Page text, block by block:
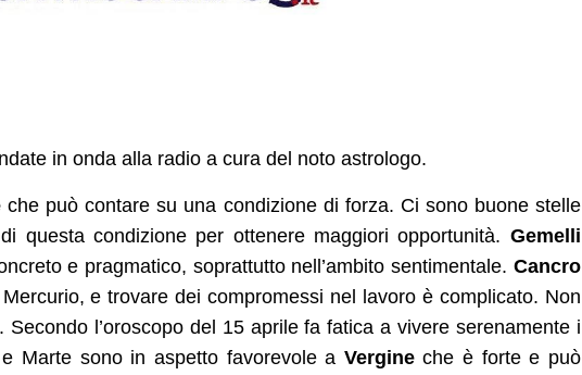
in onda alla radio a cura del noto astrologo.
che può contare su una condizione di forza. Ci sono buone stelle
questa condizione per ottenere maggiori opportunità. Gemelli
e pragmatico, soprattutto nell’ambito sentimentale. Cancro
e trovare dei compromessi nel lavoro è complicato. Non
. Secondo l’oroscopo del 15 aprile fa fatica a vivere serenamente i
Marte sono in aspetto favorevole a Vergineche è forte e può